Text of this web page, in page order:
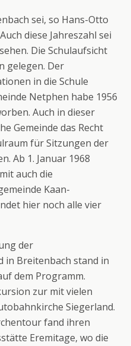
sei, so Hans-Otto
diese Jahreszahl sei
Die Schulaufsicht
gelegen. Der
in die Schule
Netphen habe 1956
Auch in dieser
Gemeinde das Recht
für Sitzungen der
Ab 1. Januar 1968
auch die
Kaan-
hier noch alle vier
der
in Breitenbach stand in
dem Programm.
zur mit vielen
Siegerland.
fand ihren
Eremitage, wo die